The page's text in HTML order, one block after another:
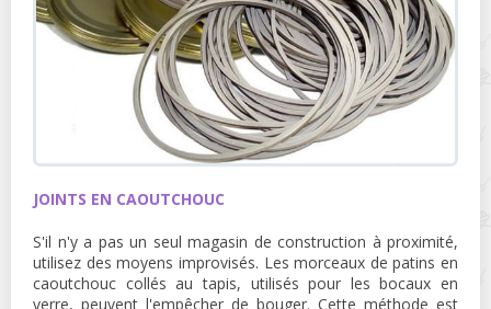
JOINTS EN CAOUTCHOUC
S'il n'y a pas un seul magasin de construction à proximité,
utilisez des moyens improvisés. Les morceaux de patins en
caoutchouc collés au tapis, utilisés pour les bocaux en
verre, peuvent l'empêcher de bouger. Cette méthode est